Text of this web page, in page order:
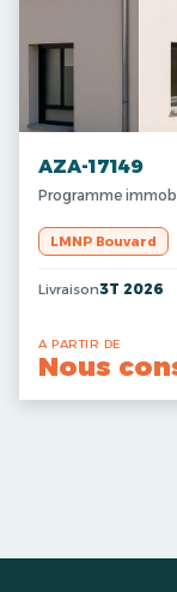
AZA-17149
Programme
LMNP Bouvard
Livraison3T 2026
A PARTIR DE
Nous